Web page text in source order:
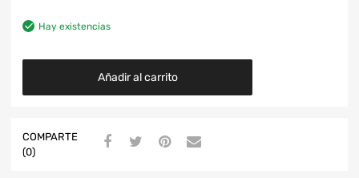
Hay existencias
Añadir al carrito
COMPARTE
(0)